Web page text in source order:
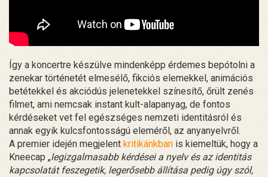
Így a koncertre készülve mindenképp érdemes bepótolni a
zenekar történetét elmesélő, fikciós elemekkel, animációs
betétekkel és akciódús jelenetekkel színesítő, őrült zenés
filmet, ami nemcsak instant kult-alapanyag, de fontos
kérdéseket vet fel egészséges nemzeti identitásról és
annak egyik kulcsfontosságú eleméről, az anyanyelvről.
A premier idején megjelent kritikánkban is kiemeltük, hogy a
Kneecap „legizgalmasabb kérdései a nyelv és az identitás
kapcsolatát feszegetik, legerősebb állítása pedig úgy szól,